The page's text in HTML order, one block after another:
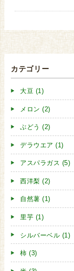
カテゴリー
大豆 (1)
メロン (2)
ぶどう (2)
デラウエア (1)
アスパラガス (5)
西洋梨 (2)
自然薯 (1)
里芋 (1)
シルバーベル (1)
柿 (3)